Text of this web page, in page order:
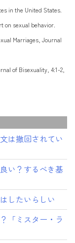
in the United States.
on sexual behavior.
Marriages, Journal
of Bisexuality, 4:1-2,
は撤回されてい
い？するべき基
したいらしい
「ミスター・ラ